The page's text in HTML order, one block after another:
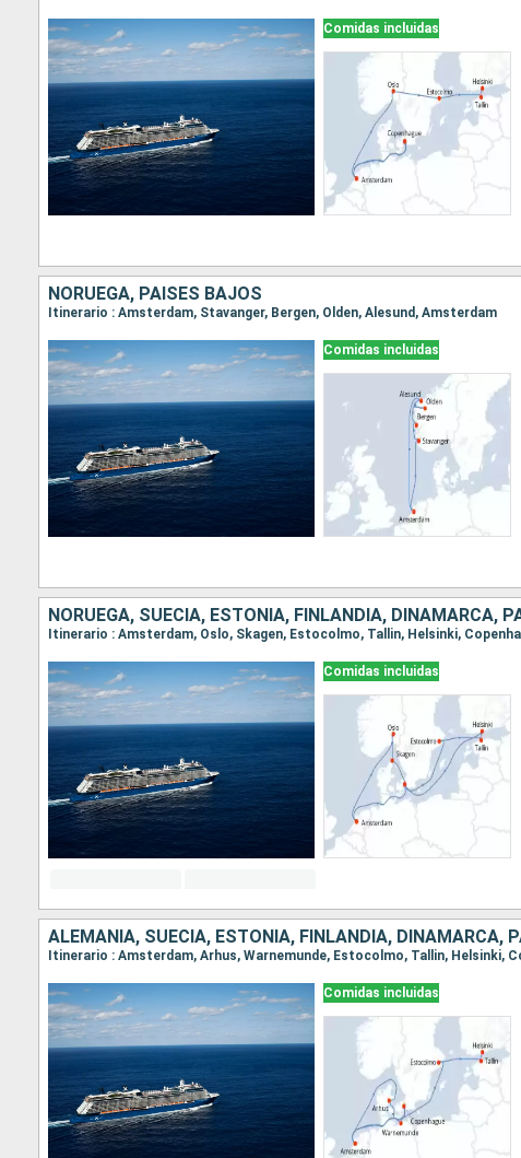
Comidas incluidas
NORUEGA, PAISES BAJOS
Itinerario : Amsterdam, Stavanger, Bergen, Olden, Alesund, Amsterdam
Comidas incluidas
NORUEGA, SUECIA, ESTONIA, FINLANDIA, DINAMARCA,
Itinerario : Amsterdam, Oslo, Skagen, Estocolmo, Tallin, Helsinki,
Comidas incluidas
ALEMANIA, SUECIA, ESTONIA, FINLANDIA, DINAMARCA,
Itinerario : Amsterdam, Arhus, Warnemunde, Estocolmo, Tallin, Helsinki,
Comidas incluidas